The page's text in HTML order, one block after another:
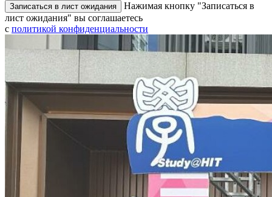
Записаться в лист ожидания
Нажимая кнопку "Записаться в
лист ожидания" вы соглашаетесь
с политикой конфиденциальности